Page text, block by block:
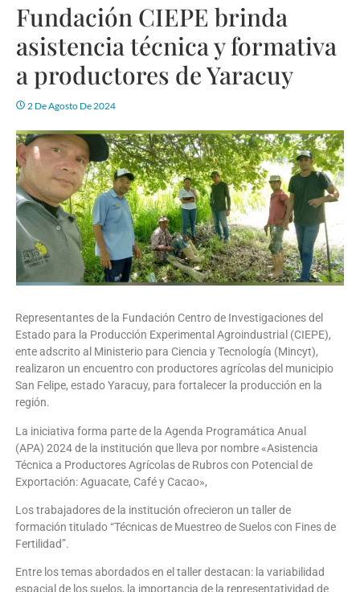
Fundación CIEPE brinda
asistencia técnica y formativa
a productores de Yaracuy
2 De Agosto De 2024
Representantes de la Fundación Centro de Investigaciones del
Estado para la Producción Experimental Agroindustrial (CIEPE),
ente adscrito al Ministerio para Ciencia y Tecnología (Mincyt),
realizaron un encuentro con productores agrícolas del municipio
San Felipe, estado Yaracuy, para fortalecer la producción en la
región.
La iniciativa forma parte de la Agenda Programática Anual
(APA) 2024 de la institución que lleva por nombre «Asistencia
Técnica a Productores Agrícolas de Rubros con Potencial de
Exportación: Aguacate, Café y Cacao»,
Los trabajadores de la institución ofrecieron un taller de
formación titulado “Técnicas de Muestreo de Suelos con Fines de
Fertilidad”.
Entre los temas abordados en el taller destacan: la variabilidad
espacial de los suelos, la importancia de la representatividad de